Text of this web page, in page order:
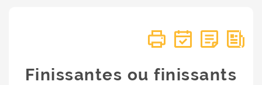
Finissantes ou finissants